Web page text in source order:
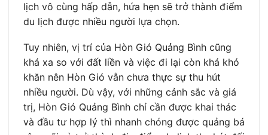
lịch vô cùng hấp dẫn, hứa hẹn sẽ trở thành điểm
du lịch được nhiều người lựa chọn.
Tuy nhiên, vị trí của Hòn Gió Quảng Bình cũng
khá xa so với đất liền và việc đi lại còn khá khó
khăn nên Hòn Gió vẫn chưa thực sự thu hút
nhiều người. Dù vậy, với những cảnh sắc và giá
trị, Hòn Gió Quảng Bình chỉ cần được khai thác
và đầu tư hợp lý thì nhanh chóng được quảng bá